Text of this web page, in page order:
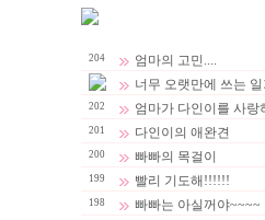
204
엄마의 고민....
너무 오랫만에 쓰는 일
202 엄마가 다인이를 사랑
201 다인이의 애완견
200 빠빠의 목걸이
199 빨리 기도해!!!!!!
198 빠빠는 아실꺼야~~~~